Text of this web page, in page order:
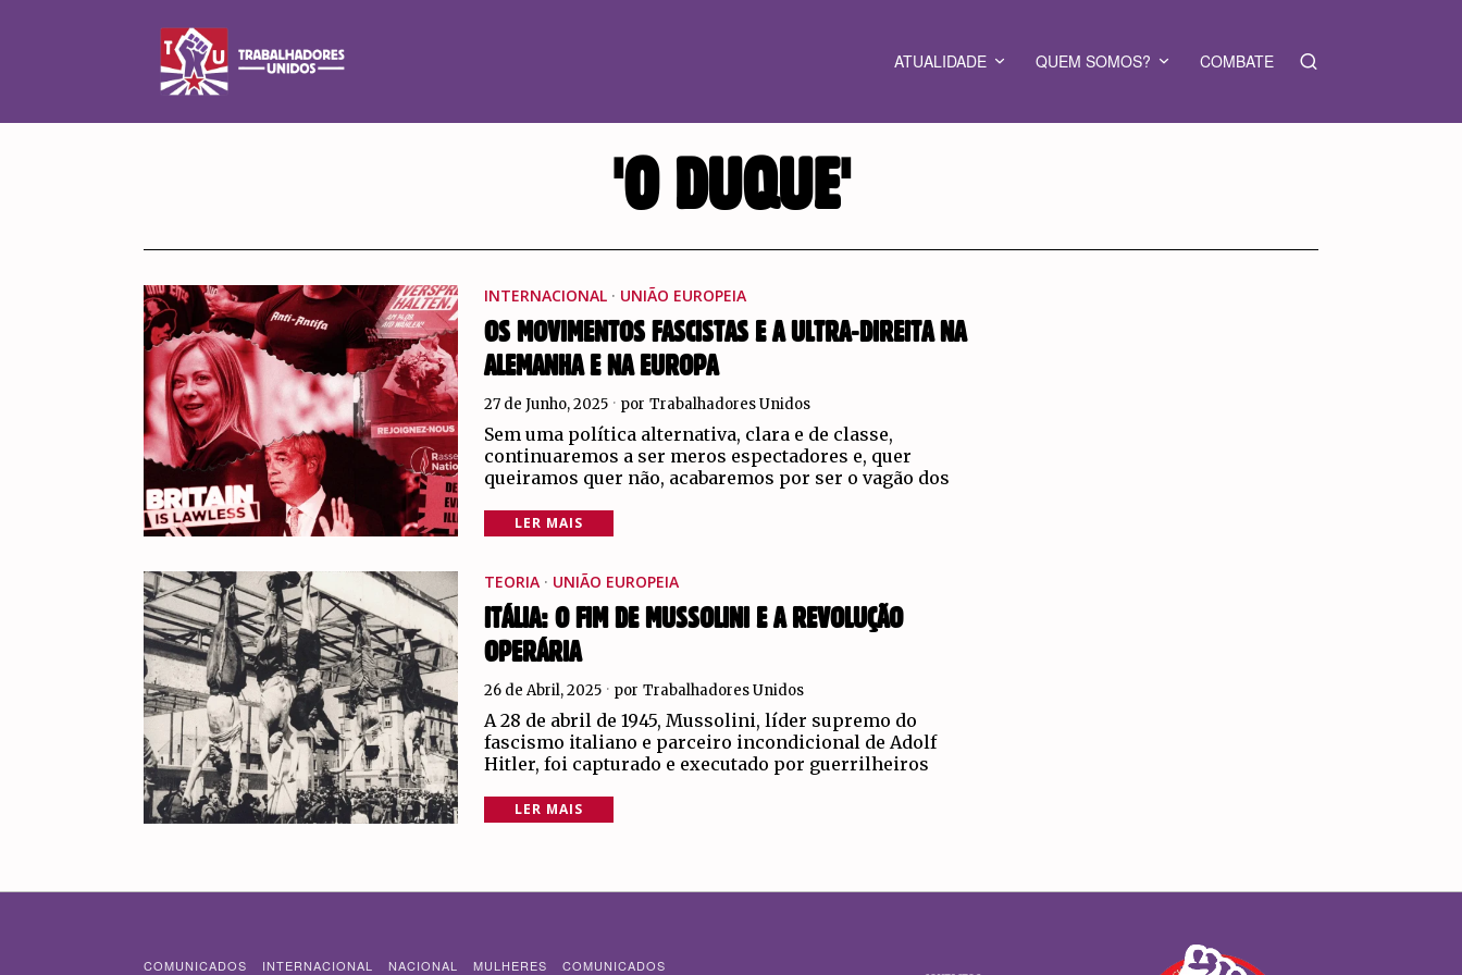
ATUALIDADE QUEM SOMOS? COMBATE
'O DUQUE'
INTERNACIONAL · UNIÃO EUROPEIA
OS MOVIMENTOS FASCISTAS E A ULTRA-DIREITA NA
ALEMANHA E NA EUROPA
27 de Junho, 2025 por Trabalhadores Unidos
Sem uma política alternativa, clara e de classe,
continuaremos a ser meros espectadores e, quer
queiramos quer não, acabaremos por ser o vagão dos
LER MAIS
TEORIA · UNIÃO EUROPEIA
ITÁLIA: O FIM DE MUSSOLINI E A REVOLUÇÃO
OPERÁRIA
26 de Abril, 2025 por Trabalhadores Unidos
A 28 de abril de 1945, Mussolini, líder supremo do
fascismo italiano e parceiro incondicional de Adolf
Hitler, foi capturado e executado por guerrilheiros
LER MAIS
COMUNICADOS INTERNACIONAL NACIONAL MULHERES
COMUNICADOS